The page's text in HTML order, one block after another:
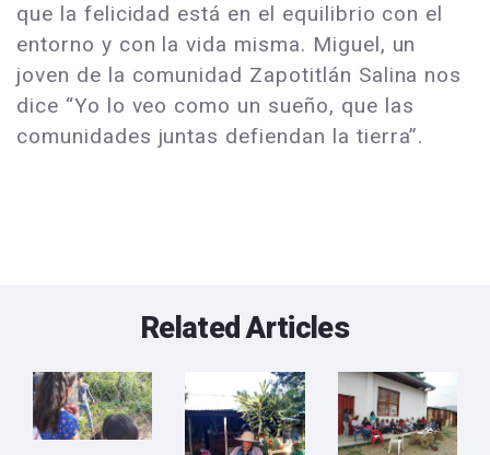
que la felicidad está en el equilibrio con el
entorno y con la vida misma. Miguel, un
joven de la comunidad Zapotitlán Salina nos
dice “Yo lo veo como un sueño, que las
comunidades juntas defiendan la tierra”.
Related Articles